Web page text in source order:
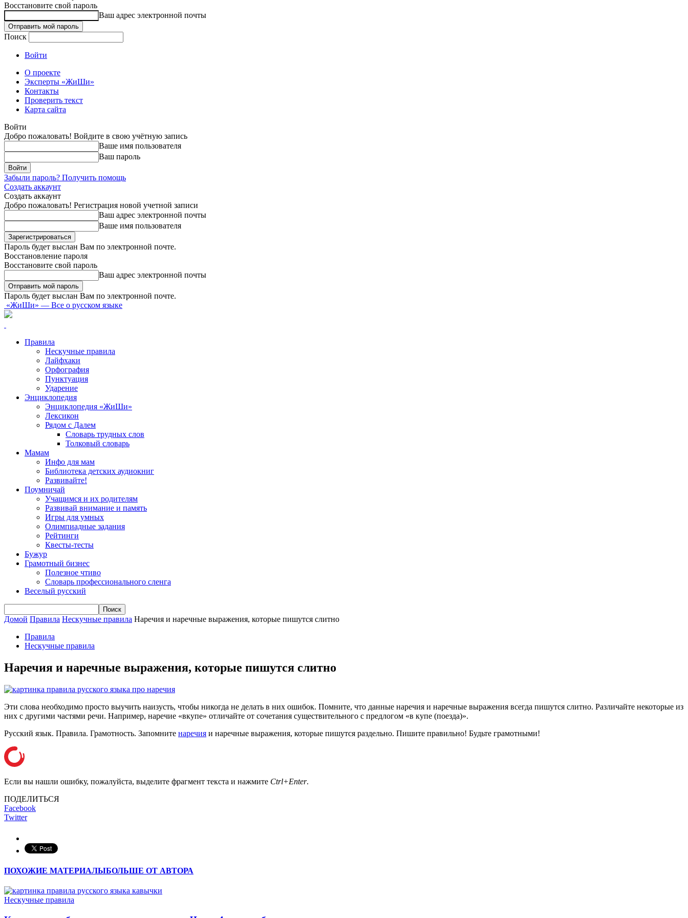
Восстановите свой пароль
Ваш адрес электронной почты
Поиск
Войти
О проекте
Эксперты «ЖиШи»
Контакты
Проверить текст
Карта сайта
Войти
Добро пожаловать! Войдите в свою учётную запись
Ваше имя пользователя
Ваш пароль
Забыли пароль? Получить помощь
Создать аккаунт
Создать аккаунт
Добро пожаловать! Регистрация новой учетной записи
Ваш адрес электронной почты
Ваше имя пользователя
Пароль будет выслан Вам по электронной почте.
Восстановление пароля
Восстановите свой пароль
Ваш адрес электронной почты
Пароль будет выслан Вам по электронной почте.
«ЖиШи» — Все о русском языке
Правила
Нескучные правила
Лайфхаки
Орфография
Пунктуация
Ударение
Энциклопедия
Энциклопедия «ЖиШи»
Лексикон
Рядом с Далем
Словарь трудных слов
Толковый словарь
Мамам
Инфо для мам
Библиотека детских аудиокниг
Развивайте!
Поумничай
Учащимся и их родителям
Развивай внимание и память
Игры для умных
Олимпиадные задания
Рейтинги
Квесты-тесты
Бужур
Грамотный бизнес
Полезное чтиво
Словарь профессионального сленга
Веселый русский
Домой Правила Нескучные правила Наречия и наречные выражения, которые пишутся слитно
Правила
Нескучные правила
Наречия и наречные выражения, которые пишутся слитно
Эти слова необходимо просто выучить наизусть, чтобы никогда не делать в них ошибок. Помните, что данные наречия и наречные выражения всегда пишутся слитно. Различайте некоторые из
них с другими частями речи. Например, наречие «вкупе» отличайте от сочетания существительного с предлогом «в купе (поезда)».
Русский язык. Правила. Грамотность. Запомните наречия и наречные выражения, которые пишутся раздельно. Пишите правильно! Будьте грамотными!
Если вы нашли ошибку, пожалуйста, выделите фрагмент текста и нажмите Ctrl+Enter.
ПОДЕЛИТЬСЯ
Facebook
Twitter
ПОХОЖИЕ МАТЕРИАЛЫБОЛЬШЕ ОТ АВТОРА
Нескучные правила